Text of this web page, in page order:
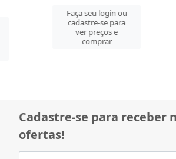
Faça seu login ou
cadastre-se para
ver preços e
Cadastre-se para receber
ofertas!